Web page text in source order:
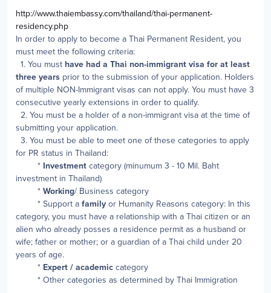
http://www.thaiembassy.com/thailand/thai-permanent-
residency.php
In order to apply to become a Thai Permanent Resident, you
must meet the following criteria:
1. You must have had a Thai non-immigrant visa for at least
three years prior to the submission of your application. Holders
of multiple NON-Immigrant visas can not apply. You must have 3
consecutive yearly extensions in order to qualify.
2. You must be a holder of a non-immigrant visa at the time of
submitting your application.
3. You must be able to meet one of these categories to apply
for PR status in Thailand:
* Investment category (minumum 3 - 10 Mil. Baht
investment in Thailand)
* Working/ Business category
* Support a family or Humanity Reasons category: In this
category, you must have a relationship with a Thai citizen or an
alien who already posses a residence permit as a husband or
wife; father or mother; or a guardian of a Thai child under 20
years of age.
* Expert / academic category
* Other categories as determined by Thai Immigration